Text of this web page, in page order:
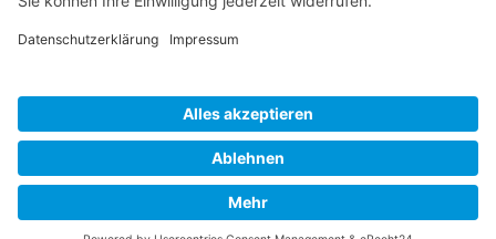
Montag - Freitag
Ateliertermine nach Vereinbarung
Copyright © 2024 Wegerich Innenraumgestaltung - all rights reserved I Made
with byDIE WEBAGENTUR
Alle Preise inkl. der gesetzlichen MwSt.